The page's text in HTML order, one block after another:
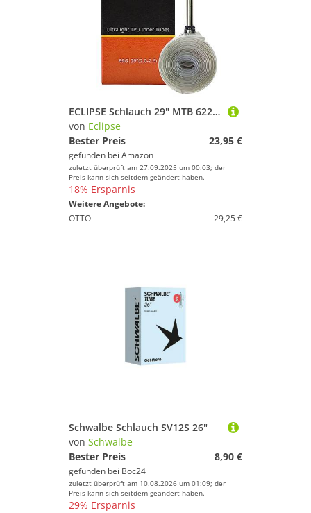
ECLIPSE Schlauch 29" MTB 622x50-65C
von Eclipse
Bester Preis
23,95 €
gefunden bei Amazon
zuletzt überprüft am 27.09.2025 um 00:03; der
Preis kann sich seitdem geändert haben.
18% Ersparnis
Weitere Angebote:
OTTO
29,25 €
Schwalbe Schlauch SV12S 26"
von Schwalbe
Bester Preis
8,90 €
gefunden bei Boc24
zuletzt überprüft am 10.08.2026 um 01:09; der
Preis kann sich seitdem geändert haben.
29% Ersparnis